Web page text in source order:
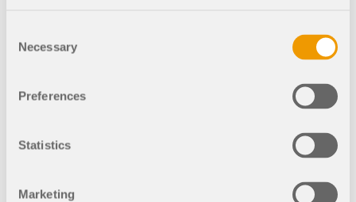
Selection
Necessary
Preferences
Statistics
Marketing
VAI AL WEBSHOP